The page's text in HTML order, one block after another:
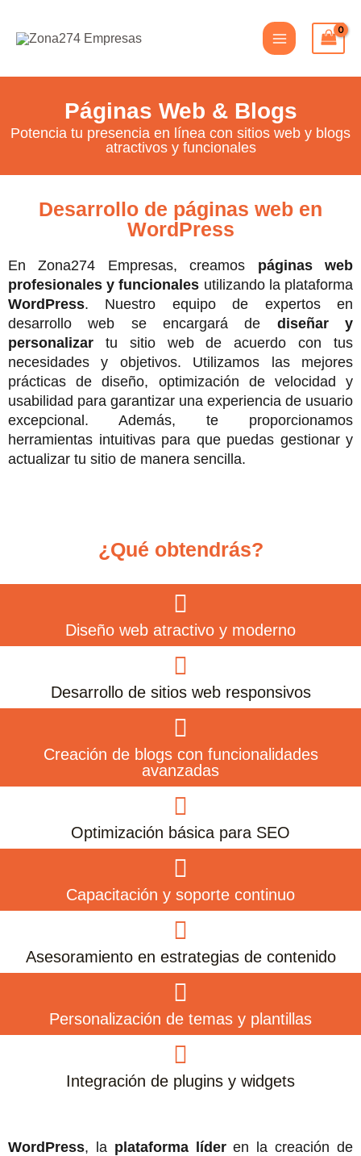
Main
Menu
Páginas Web & Blogs
Potencia tu presencia en línea con sitios web y blogs
atractivos y funcionales
Desarrollo de páginas web en
WordPress
En Zona274 Empresas, creamos páginas web
profesionales y funcionales utilizando la plataforma
WordPress. Nuestro equipo de expertos en
desarrollo web se encargará de diseñar y
personalizar tu sitio web de acuerdo con tus
necesidades y objetivos. Utilizamos las mejores
prácticas de diseño, optimización de velocidad y
usabilidad para garantizar una experiencia de usuario
excepcional. Además, te proporcionamos
herramientas intuitivas para que puedas gestionar y
actualizar tu sitio de manera sencilla.
¿Qué obtendrás?
Diseño web atractivo y moderno
Desarrollo de sitios web responsivos
Creación de blogs con funcionalidades
avanzadas
Optimización básica para SEO
Integración de plugins y widgets
Personalización de temas y plantillas
Asesoramiento en estrategias de contenido
Capacitación y soporte continuo
WordPress, la plataforma líderen la creación de